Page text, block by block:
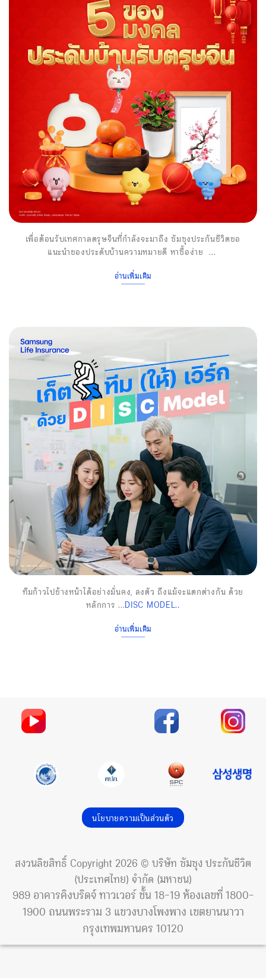
เพื่อต้อนรับเทศกาลตรุษจีนที่กำลังจะมาถึง ซัมซุงประกันชีวิตขอ
แนะนำของประดับบ้านความหมายดี หาซื้อง่าย ...
อ่านเพิ่มเติม
ทีมก้าวไปข้างหน้าได้อย่างมั่นคง, ลงตัว ถึงแม้จะแตกต่างกัน ด้วย
หลักการ ...DISC MODEL..
อ่านเพิ่มเติม
นโยบายความเป็นส่วนตัว
สงวนลิขสิทธิ์ Copyright 2026 © บริษัท ซัมซุง ประกันชีวิต
(ประเทศไทย) จำกัด (มหาชน)
989 อาคารคิงบริดจ์ ทาวเวอร์ ชั้น 18-19 ห้องเลขที่ 1800-
1900 ถนนพระราม 3 แขวงบางโพงพาง เขตยานนาวา
กรุงเทพมหานคร 10120